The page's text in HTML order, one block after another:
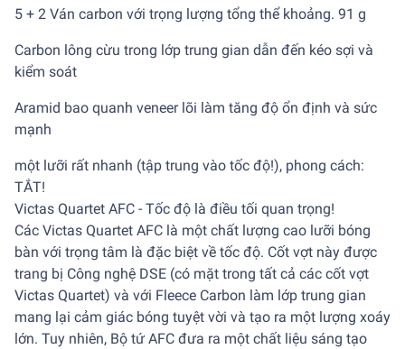
5 + 2 Ván carbon với trọng lượng tổng thể khoảng. 91 g
Carbon lông cừu trong lớp trung gian dẫn đến kéo sợi và
kiểm soát
Aramid bao quanh veneer lõi làm tăng độ ổn định và sức
mạnh
một lưỡi rất nhanh (tập trung vào tốc độ!), phong cách:
TẮT!
Victas Quartet AFC - Tốc độ là điều tối quan trọng!
Các Victas Quartet AFC là một chất lượng cao lưỡi bóng
bàn với trọng tâm là đặc biệt về tốc độ. Cốt vợt này được
trang bị Công nghệ DSE (có mặt trong tất cả các cốt vợt
Victas Quartet) và với Fleece Carbon làm lớp trung gian
mang lại cảm giác bóng tuyệt vời và tạo ra một lượng xoáy
lớn. Tuy nhiên, Bộ tứ AFC đưa ra một chất liệu sáng tạo